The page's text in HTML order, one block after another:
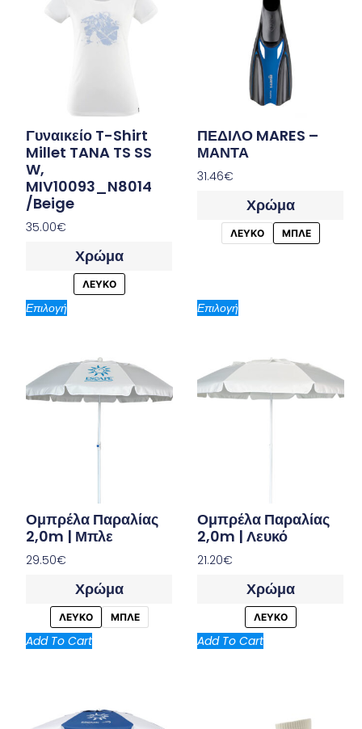
Γυναικείο T-Shirt
Millet TANA TS SS
W,
MIV10093_N8014
/Beige
35.00€
Χρώμα
ΛΕΥΚΟ
Επιλογή
ΠΕΔΙΛΟ MARES –
ΜΑΝΤΑ
31.46€
Χρώμα
ΛΕΥΚΟ ΜΠΛΕ
Επιλογή
Ομπρέλα Παραλίας
2,0m | Μπλε
29.50€
Χρώμα
ΛΕΥΚΟ ΜΠΛΕ
Add To Cart
Ομπρέλα Παραλίας
2,0m | Λευκό
21.20€
Χρώμα
ΛΕΥΚΟ
Add To Cart